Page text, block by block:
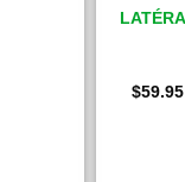
$59.95